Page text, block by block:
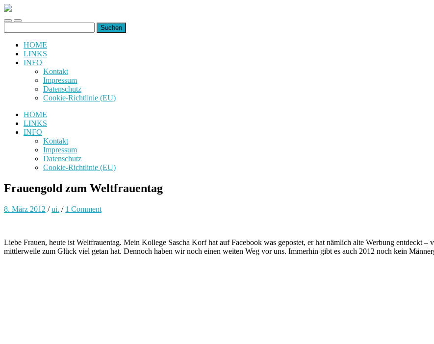
uiuiuiuiuiuiui.de
Toggle
mobile
Toggle
search
nach:
HOME
LINKS
INFO
Kontakt
Impressum
Datenschutz
Cookie-Richtlinie (EU)
HOME
LINKS
INFO
Kontakt
Impressum
Datenschutz
Cookie-Richtlinie (EU)
Frauengold zum Weltfrauentag
8. März 2012 /ui. / 1 Comment
Liebe Frauen, heute ist Weltfrauentag. Mein Kollege Sascha Korf hat auf Facebook was gepostet, er hat nämlich alte Werbung entdeckt –
mittlerweile zum Glück viel getan hat. Dennoch haben wir noch einen weiten Weg vor uns. Immerhin gibt es auch 2012 noch kein